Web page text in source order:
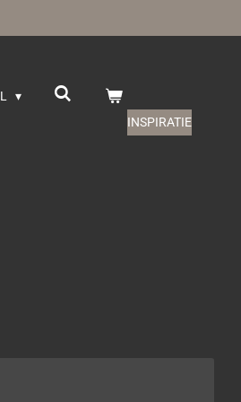
INSPIRATIE